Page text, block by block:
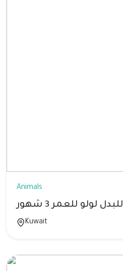
Animals
للبدل لولو للعمر 3 شهور
Kuwait